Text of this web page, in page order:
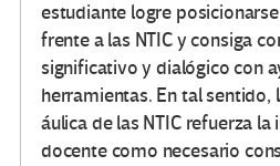
estudiante logre
frente a las NTIC y consiga
significativo y dialógico con
herramientas. En tal
áulica de las NTIC refuerza
docente como necesario